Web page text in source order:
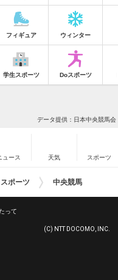
フィギュア ウィンター
学生スポーツ Doスポーツ
データ提供：日本中央競馬会
ュース 天気 スポーツ
スポーツ 中央競馬
って
(C) NTT DOCOMO, INC.